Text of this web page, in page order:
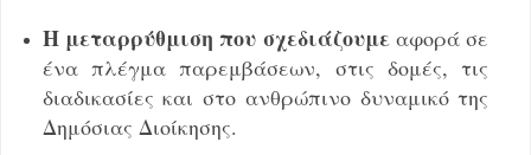
Η μεταρρύθμιση που σχεδιάζουμεαφορά σε
ένα πλέγμα παρεμβάσεων, στις δομές, τις
διαδικασίες και στο ανθρώπινο δυναμικό της
Δημόσιας Διοίκησης.